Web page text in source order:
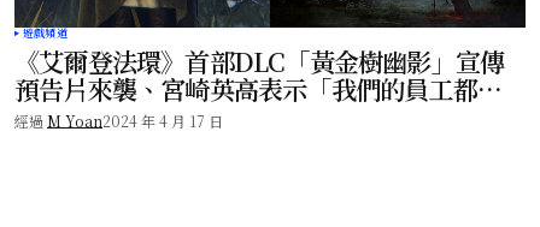
遊戲頻道
《艾爾登法環》首部DLC「黃金樹幽影」宣傳
預告片來襲、宮崎英高表示「我們的員工都很
有效率」！
經過 M Yoan2024 年 4 月 17 日